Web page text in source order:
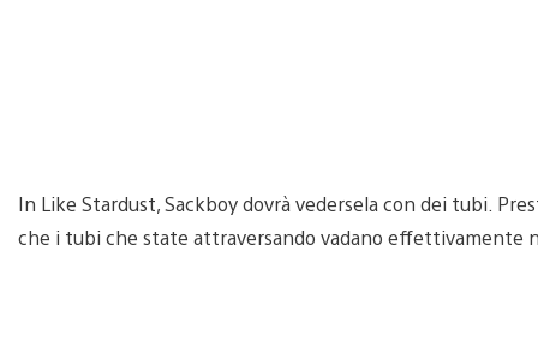
In Like Stardust, Sackboy dovrà vedersela con dei tubi.
che i tubi che state attraversando vadano effettivamente